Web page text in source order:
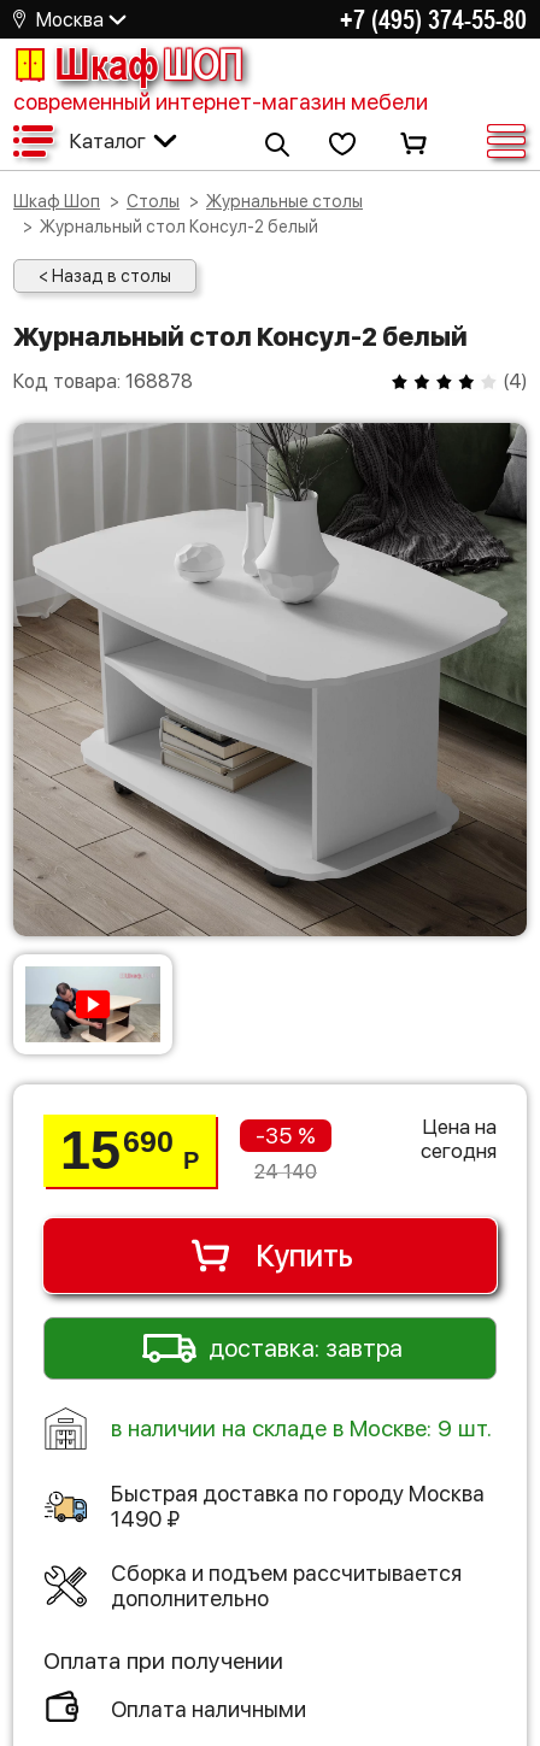
Москва +7 (495) 374-55-80
ШкафШОП
современный интернет-магазин мебели
Каталог
Шкаф Шоп Столы
Журнальные столы
Журнальный стол Консул-2 белый
< Назад в столы
Журнальный стол Консул-2 белый
Код товара: 168878 (4)
15690
Р
-35 %
24 140
Цена на
сегодня
Купить
доставка: завтра
в наличии на складе в Москве: 9 шт.
Быстрая доставка по городу Москва
1490 ₽
Сборка и подъем рассчитывается
дополнительно
Оплата при получении
Оплата наличными